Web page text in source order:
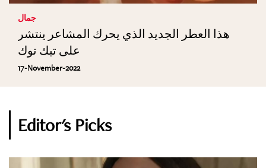
جمال
هذا العطر الجديد الذي يحرك المشاعر ينتشر
على تيك توك
17-November-2022
Editor's Picks